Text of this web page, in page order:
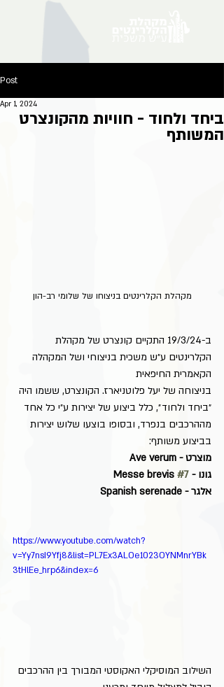
Post
ביחד ולחוד - חוויות מהקונצרט
המשותף
Apr 1, 2024
מקהלת הקלרינטים בניצוחו של שלומי רב-הון
ב-19/3/24 התקיים קונצרט של מקהלת
הקלרינטים ע״ש משכית בניצוחי ושל המקהלה
הקאמרית החיפאית
בניצוחה של יעל פלוטניארז. הקונצרט, ששמו היה
״ביחד ולחוד״, כלל ביצוע של יצירות ע״י כל אחד
מההרכבים בנפרד, ובסופו בוצעו שלוש יצירות
בביצוע משותף:
מוצרט - Ave verum
גונו - Messe brevis #7
אלגר - Spanish serenade
https://www.youtube.com/watch?
v=Yy7nsI9Yfj8&list=PL7Ex3ALOe1023OYNMnrYBk
3tHlEe_hrp6&index=6
השילוב המוסיקלי האקוסטי המבורך בין ההרכבים